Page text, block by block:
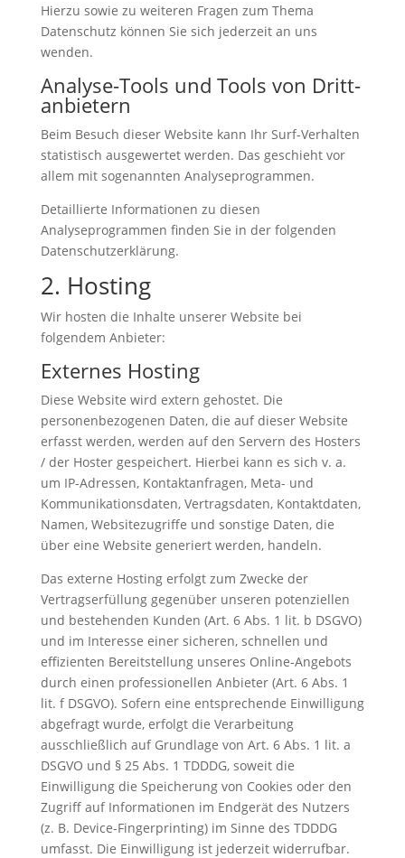
Hierzu sowie zu weiteren Fragen zum Thema
Datenschutz können Sie sich jederzeit an uns
wenden.
Analyse-Tools und Tools von Dritt­
anbietern
Beim Besuch dieser Website kann Ihr Surf-Verhalten
statistisch ausgewertet werden. Das geschieht vor
allem mit sogenannten Analyseprogrammen.
Detaillierte Informationen zu diesen
Analyseprogrammen finden Sie in der folgenden
Datenschutzerklärung.
2. Hosting
Wir hosten die Inhalte unserer Website bei
folgendem Anbieter:
Externes Hosting
Diese Website wird extern gehostet. Die
personenbezogenen Daten, die auf dieser Website
erfasst werden, werden auf den Servern des Hosters
/ der Hoster gespeichert. Hierbei kann es sich v. a.
um IP-Adressen, Kontaktanfragen, Meta- und
Kommunikationsdaten, Vertragsdaten, Kontaktdaten,
Namen, Websitezugriffe und sonstige Daten, die
über eine Website generiert werden, handeln.
Das externe Hosting erfolgt zum Zwecke der
Vertragserfüllung gegenüber unseren potenziellen
und bestehenden Kunden (Art. 6 Abs. 1 lit. b DSGVO)
und im Interesse einer sicheren, schnellen und
effizienten Bereitstellung unseres Online-Angebots
durch einen professionellen Anbieter (Art. 6 Abs. 1
lit. f DSGVO). Sofern eine entsprechende Einwilligung
abgefragt wurde, erfolgt die Verarbeitung
ausschließlich auf Grundlage von Art. 6 Abs. 1 lit. a
DSGVO und § 25 Abs. 1 TDDDG, soweit die
Einwilligung die Speicherung von Cookies oder den
Zugriff auf Informationen im Endgerät des Nutzers
(z. B. Device-Fingerprinting) im Sinne des TDDDG
umfasst. Die Einwilligung ist jederzeit widerrufbar.